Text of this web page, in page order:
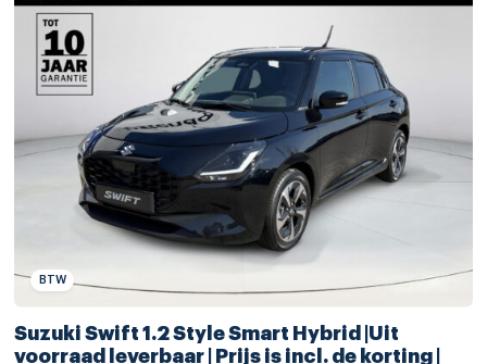
boordcomputer
DAB ontvanger
multimedia-voorbereiding
multimedia scherm klein
radio
voorstoelen verwarmd
achterbank in delen neerklapbaar
achteruitrijcamera
bagagedek
BTW
Suzuki Swift 1.2 Style Smart Hybrid |Uit
voorraad leverbaar | Prijs is incl. de korting |